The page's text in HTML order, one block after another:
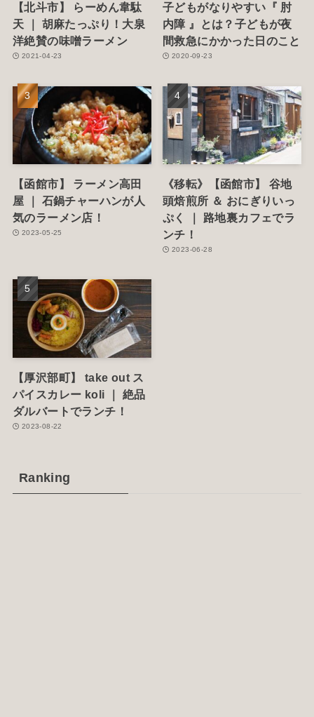
【北斗市】 らーめん韋駄
天 ｜ 胡麻たっぷり！大泉
洋絶賛の味噌ラーメン
2021-04-23
子どもがなりやすい『 肘
内障 』とは？子どもが夜
間救急にかかった日のこと
2020-09-23
【函館市】 ラーメン高田
屋 ｜ 石鍋チャーハンが人
気のラーメン店！
2023-05-25
《移転》【函館市】 谷地
頭焙煎所 ＆ おにぎりいっ
ぷく ｜ 路地裏カフェでラ
ンチ！
2023-06-28
【厚沢部町】 take out ス
パイスカレー koli ｜ 絶品
ダルバートでランチ！
2023-08-22
Ranking